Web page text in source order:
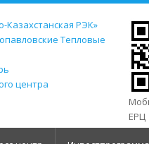
Казахстанская РЭК»
Тепловые
центра
ЕРЦ